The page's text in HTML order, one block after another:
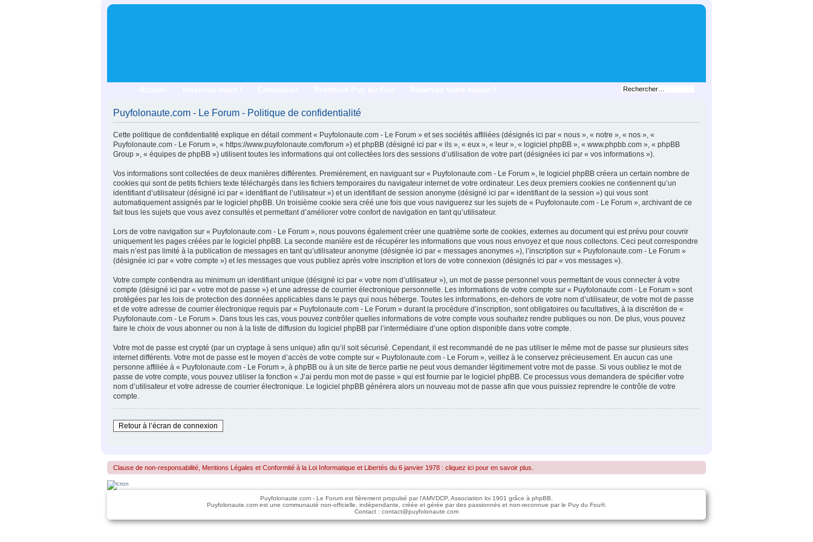
Puyfolonaute.com - Le Forum - Politique de confidentialité
Cette politique de confidentialité explique en détail comment « Puyfolonaute.com - Le Forum » et ses sociétés affiliées (désignés ici par « nous », « notre », « nos », «
Puyfolonaute.com - Le Forum », « https://www.puyfolonaute.com/forum ») et phpBB (désigné ici par « ils », « eux », « leur », « logiciel phpBB », « www.phpbb.com », « phpBB
Group », « équipes de phpBB ») utilisent toutes les informations qui ont collectées lors des sessions d’utilisation de votre part (désignées ici par « vos informations »).
Vos informations sont collectées de deux manières différentes. Premièrement, en naviguant sur « Puyfolonaute.com - Le Forum », le logiciel phpBB créera un certain nombre de
cookies qui sont de petits fichiers texte téléchargés dans les fichiers temporaires du navigateur internet de votre ordinateur. Les deux premiers cookies ne contiennent qu’un
identifiant d’utilisateur (désigné ici par « identifiant de l’utilisateur ») et un identifiant de session anonyme (désigné ici par « identifiant de la session ») qui vous sont
automatiquement assignés par le logiciel phpBB. Un troisième cookie sera créé une fois que vous naviguerez sur les sujets de « Puyfolonaute.com - Le Forum », archivant de ce
fait tous les sujets que vous avez consultés et permettant d’améliorer votre confort de navigation en tant qu’utilisateur.
Lors de votre navigation sur « Puyfolonaute.com - Le Forum », nous pouvons également créer une quatrième sorte de cookies, externes au document qui est prévu pour couvrir
uniquement les pages créées par le logiciel phpBB. La seconde manière est de récupérer les informations que vous nous envoyez et que nous collectons. Ceci peut correspondre
mais n’est pas limité à la publication de messages en tant qu’utilisateur anonyme (désignée ici par « messages anonymes »), l’inscription sur « Puyfolonaute.com - Le Forum »
(désignée ici par « votre compte ») et les messages que vous publiez après votre inscription et lors de votre connexion (désignés ici par « vos messages »).
Votre compte contiendra au minimum un identifiant unique (désigné ici par « votre nom d’utilisateur »), un mot de passe personnel vous permettant de vous connecter à votre
compte (désigné ici par « votre mot de passe ») et une adresse de courrier électronique personnelle. Les informations de votre compte sur « Puyfolonaute.com - Le Forum » sont
protégées par les lois de protection des données applicables dans le pays qui nous héberge. Toutes les informations, en-dehors de votre nom d’utilisateur, de votre mot de passe
et de votre adresse de courrier électronique requis par « Puyfolonaute.com - Le Forum » durant la procédure d’inscription, sont obligatoires ou facultatives, à la discrétion de «
Puyfolonaute.com - Le Forum ». Dans tous les cas, vous pouvez contrôler quelles informations de votre compte vous souhaitez rendre publiques ou non. De plus, vous pouvez
faire le choix de vous abonner ou non à la liste de diffusion du logiciel phpBB par l’intermédiaire d’une option disponible dans votre compte.
Votre mot de passe est crypté (par un cryptage à sens unique) afin qu’il soit sécurisé. Cependant, il est recommandé de ne pas utiliser le même mot de passe sur plusieurs sites
internet différents. Votre mot de passe est le moyen d’accès de votre compte sur « Puyfolonaute.com - Le Forum », veillez à le conservez précieusement. En aucun cas une
personne affiliée à « Puyfolonaute.com - Le Forum », à phpBB ou à un site de tierce partie ne peut vous demander légitimement votre mot de passe. Si vous oubliez le mot de
passe de votre compte, vous pouvez utiliser la fonction « J’ai perdu mon mot de passe » qui est fournie par le logiciel phpBB. Ce processus vous demandera de spécifier votre
nom d’utilisateur et votre adresse de courrier électronique. Le logiciel phpBB générera alors un nouveau mot de passe afin que vous puissiez reprendre le contrôle de votre
compte.
Retour à l’écran de connexion
Clause de non-responsabilité, Mentions Légales et Conformité à la Loi Informatique et Libertés du 6 janvier 1978 : cliquez ici pour en savoir plus.
Puyfolonaute.com - Le Forum est fièrement propulsé par l'AMVDCP, Association loi 1901 grâce à phpBB.
Puyfolonaute.com est une communauté non-officielle, indépendante, créée et gérée par des passionnés et non-reconnue par le Puy du Fou®.
Contact : contact@puyfolonaute.com